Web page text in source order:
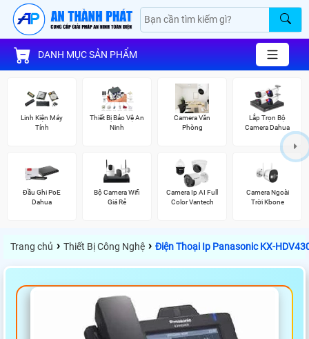
DANH MỤC SẢN PHẨM
Linh Kiện Máy
Tính
Thiết Bị Bảo Vệ An
Ninh
Camera Văn
Phòng
Lắp Trọn Bộ
Camera Dahua
Đầu Ghi PoE
Dahua
Bộ Camera Wifi
Giá Rẻ
Camera Ip AI Full
Color Vantech
Camera Ngoài
Trời Kbone
Trang chủ › Thiết Bị Công Nghệ › Điện Thoại Ip Panasonic KX-